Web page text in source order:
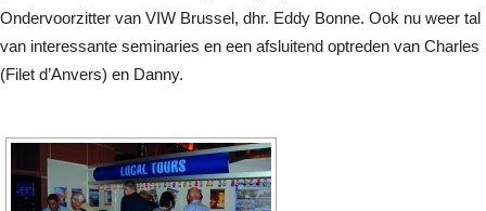
Ondervoorzitter van VIW Brussel, dhr. Eddy Bonne. Ook nu weer tal
van interessante seminaries en een afsluitend optreden van Charles
(Filet d’Anvers) en Danny.